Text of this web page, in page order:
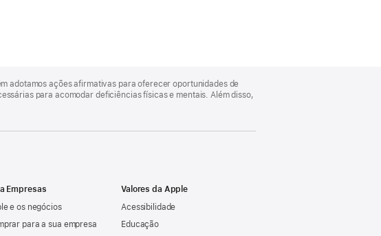
adotamos ações afirmativas para oferecer oportunidades de
para acomodar deficiências físicas e mentais. Além disso,
Empresas
e os negócios
para a sua empresa
Valores da Apple
Acessibilidade
Educação